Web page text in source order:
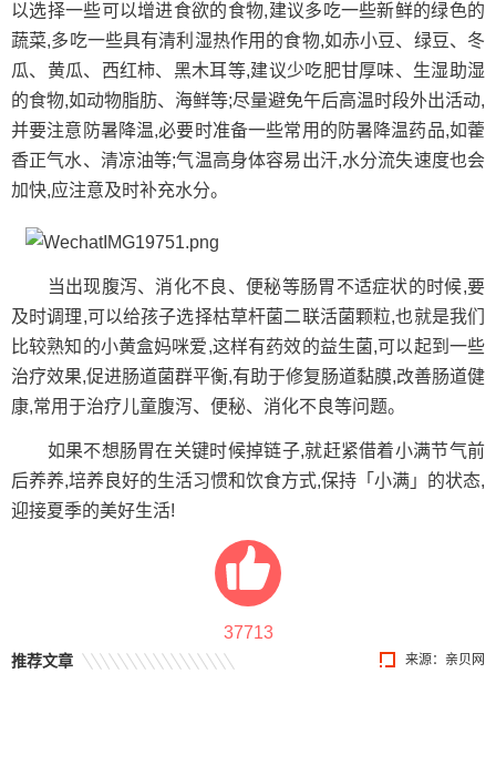
以选择一些可以增进食欲的食物,建议多吃一些新鲜的绿色的
蔬菜,多吃一些具有清利湿热作用的食物,如赤小豆、绿豆、冬
瓜、黄瓜、西红柿、黑木耳等,建议少吃肥甘厚味、生湿助湿
的食物,如动物脂肪、海鲜等;尽量避免午后高温时段外出活动,
并要注意防暑降温,必要时准备一些常用的防暑降温药品,如藿
香正气水、清凉油等;气温高身体容易出汗,水分流失速度也会
加快,应注意及时补充水分。
当出现腹泻、消化不良、便秘等肠胃不适症状的时候,要
及时调理,可以给孩子选择枯草杆菌二联活菌颗粒,也就是我们
比较熟知的小黄盒妈咪爱,这样有药效的益生菌,可以起到一些
治疗效果,促进肠道菌群平衡,有助于修复肠道黏膜,改善肠道健
康,常用于治疗儿童腹泻、便秘、消化不良等问题。
如果不想肠胃在关键时候掉链子,就赶紧借着小满节气前
后养养,培养良好的生活习惯和饮食方式,保持「小满」的状态,
迎接夏季的美好生活!
37713
来源： 亲贝网
推荐文章